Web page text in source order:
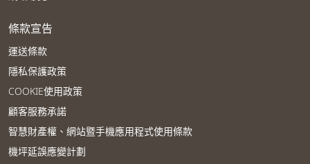
條款宣告
運送條款
隱私保護政策
COOKIE使用政策
顧客服務承諾
智慧財產權、網站暨手機應用程式使用條款
機坪延誤應變計劃